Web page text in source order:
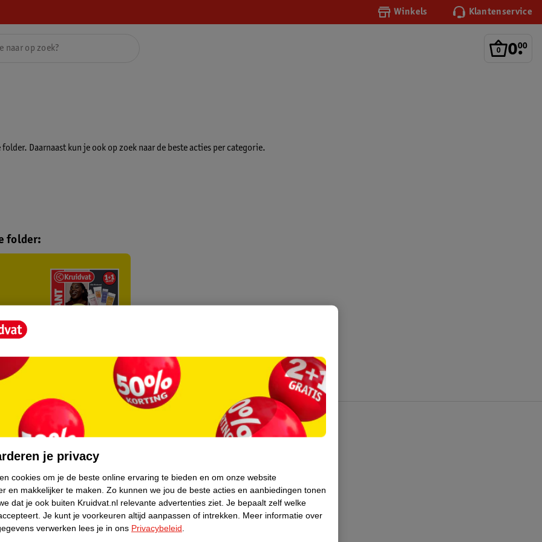
Winkels Klantenservice
0.
00
Daarnaast kun je ook op zoek naar de beste acties per categorie.
folder:
Over Kruidvat
Pers
Winkelformule
Bedrijfsgegevens
je privacy
cookies om je de beste online ervaring te bieden en om onze website
en makkelijker te maken. Zo kunnen we jou de beste acties en aanbiedingen tonen
dat je ook buiten Kruidvat.nl relevante advertenties ziet. Je bepaalt zelf welke
Je kunt je voorkeuren altijd aanpassen of intrekken.
Meer informatie over
verwerken lees je in ons Privacybeleid